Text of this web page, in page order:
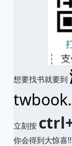
想要找书就要到
立刻按
你会得到大惊喜!!